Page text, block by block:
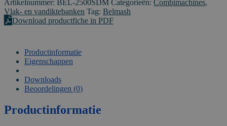
Artikelnummer: BEL-2500SDM Categorieën: Combimachines,
Vlak- en vandiktebanken Tag: Belmash
Download productfiche in PDF
Productinformatie
Eigenschappen
Downloads
Beoordelingen (0)
Productinformatie